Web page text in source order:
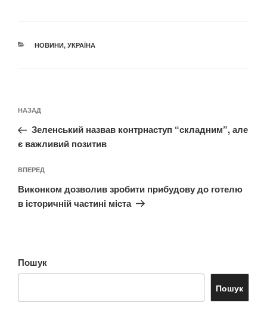
КАТЕГОРІЇ
НОВИНИ, УКРАЇНА
записів
Попередній
запис:
НАЗАД
Зеленський назвав контрнаступ “складним”, але
є важливий позитив
Наступний
запис
ВПЕРЕД
Виконком дозволив зробити прибудову до готелю
в історичній частині міста
Пошук
Пошук